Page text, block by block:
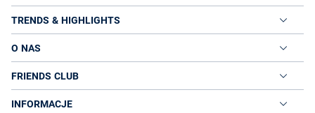
TRENDS & HIGHLIGHTS
O NAS
FRIENDS CLUB
INFORMACJE